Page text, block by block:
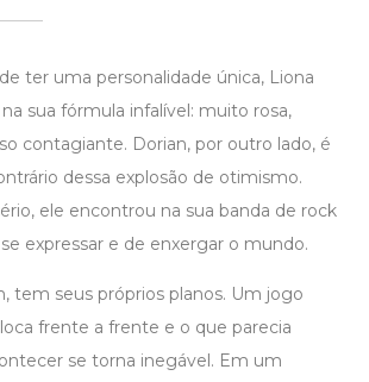
ter uma personalidade única, Liona
sua fórmula infalível: muito rosa,
contagiante. Dorian, por outro lado, é
dessa explosão de otimismo.
ele encontrou na sua banda de rock
expressar e de enxergar o mundo.
tem seus próprios planos. Um jogo
frente a frente e o que parecia
se torna inegável. Em um